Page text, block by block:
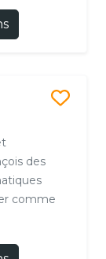
des
comme